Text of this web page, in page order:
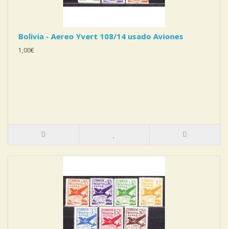
Bolivia - Aereo Yvert 108/14 usado Aviones
1,00€